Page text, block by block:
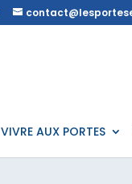
VIVRE AUX PORTES